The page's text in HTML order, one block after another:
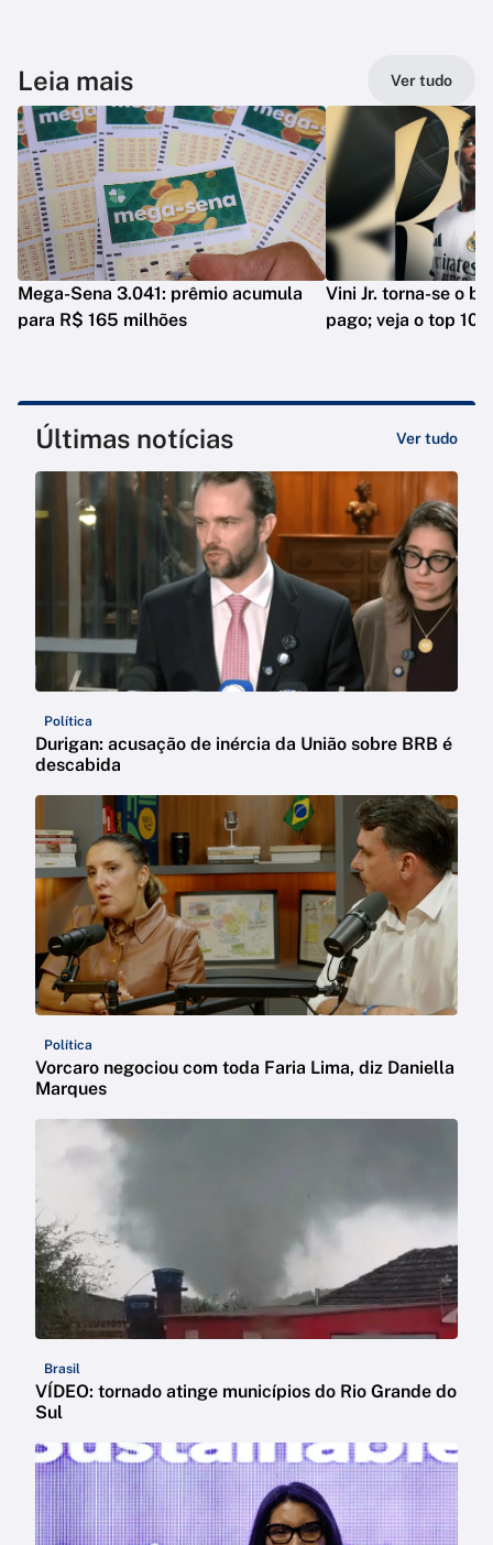
Leia mais Ver tudo
Mega-Sena 3.041: prêmio acumula
para R$ 165 milhões
Vini Jr. torna-se o
pago; veja o top 10
Últimas notícias Ver tudo
Política
Durigan: acusação de inércia da União sobre BRB é
descabida
Política
Vorcaro negociou com toda Faria Lima, diz Daniella
Marques
Brasil
VÍDEO: tornado atinge municípios do Rio Grande do
Sul